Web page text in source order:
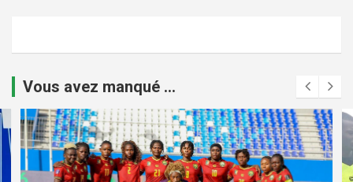
Vous avez manqué ...